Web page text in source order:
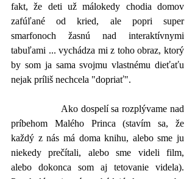
fakt, že deti už málokedy chodia domov
zafúľané od kried, ale popri super
smarfonoch žasnú nad interaktívnymi
tabuľami ... vychádza mi z toho obraz, ktorý
by som ja sama svojmu vlastnému dieťaťu
nejak príliš nechcela "dopriať".
príbehom Malého Princa (stavím sa, že
každý z nás má doma knihu, alebo sme ju
niekedy prečítali, alebo sme videli film,
alebo dokonca som aj tetovanie videla).